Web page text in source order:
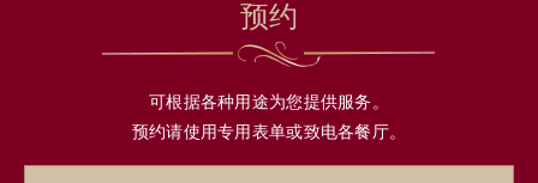
预约
可根据各种用途为您提供服务。
预约请使用专用表单或致电各餐厅。